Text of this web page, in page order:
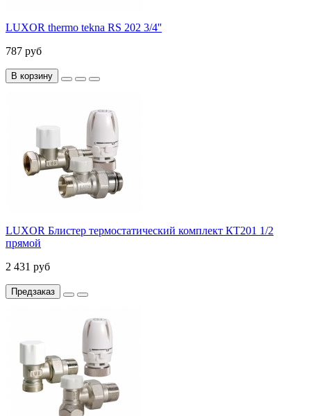
LUXOR thermo tekna RS 202 3/4''
787 руб
В корзину
LUXOR Блистер термостатический комплект КТ201 1/2
прямой
2 431 руб
Предзаказ